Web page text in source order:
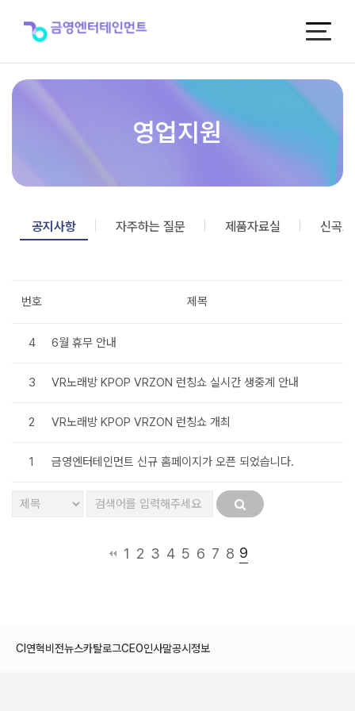
영업지원
공지사항 자주하는 질문 제품자료실 신곡
번호 제목
4 6월 휴무 안내
3 VR노래방 KPOP VRZON 런칭쇼 실시간 생중계 안내
2 VR노래방 KPOP VRZON 런칭쇼 개최
1 금영엔터테인먼트 신규 홈페이지가 오픈 되었습니다.
1 2 3 4 5 6 7 8 9
CI 연혁비전뉴스카탈로그CEO인사말공시정보